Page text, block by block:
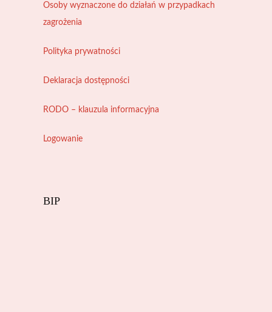
Osoby wyznaczone do działań w przypadkach
zagrożenia
Polityka prywatności
Deklaracja dostępności
RODO – klauzula informacyjna
Logowanie
BIP